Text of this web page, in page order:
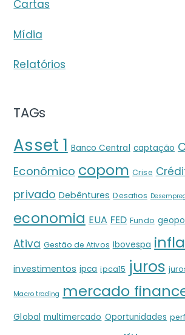
Cartas
Mídia
Relatórios
TAGs
Asset 1 Banco Central captação
Econômico copom Crise
privado Debêntures Desafios
economia EUA FED Fundo
Ativa Gestão de Ativos Ibovespa
investimentos ipca ipca15 juros
Macro trading mercado
Global multimercado Oportunidades